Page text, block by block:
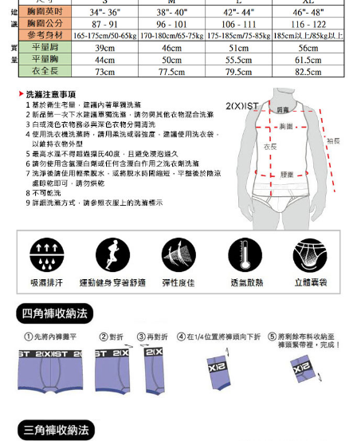
※ 交易是否成功請以「AFTEE先享後付 」之結帳頁面顯示為準，若有關於
是否繳費成功／繳費後需取消欲退款等相關疑問，請聯繫「AFTEE先享後付
客戶支援中心」https://netprotections.freshdesk.com/support/home
【注意事項】
易，需依本服務之必要範圍內提供個人資料，並將交易相關給付款項請求債
權轉讓予恩沛科技股份有限公司。
２．關於個人資料處理事宜，請瀏覽以下網址：
https://aftee.tw/terms/#terms3
３．未成年的使用者請事先徵得法定代理人或監護人之同意方可使用
「AFTEE先享後付」，若未經同意申辦者引起之損失，本公司不負相關責
任。
４．使用「AFTEE先享後付」時，將依據個別帳號之用戶狀況，依本公司即
時審查核予不同之上限額度；若仍有額度不足之情形，本公司將視審查結果
請求用戶進行身份認證。
５．嚴禁一人註冊多個帳號或使用他人資訊註冊。若發現惡意使用之情形，
恩沛科技股份有限公司將有權停止該用戶之使用額度並採取法律行動。
付款後7-11取貨
每筆NT$80，滿NT$1,200(含以上)免運費
宅配
澎湖、金門、馬祖、小琉球、綠島、蘭嶼(郵局配送)
每筆NT$125
郵局快捷(隔天到貨，需先line@客服通知小編)
每筆NT$100
查看運費